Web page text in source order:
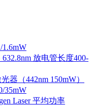
1.6mW
放电管长度400-
器（442nm 150mW）
35mW
Laser 平均功率